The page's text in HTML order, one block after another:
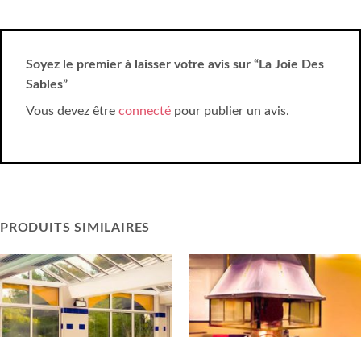
Soyez le premier à laisser votre avis sur “La Joie Des
Sables”
Vous devez être connecté pour publier un avis.
PRODUITS SIMILAIRES